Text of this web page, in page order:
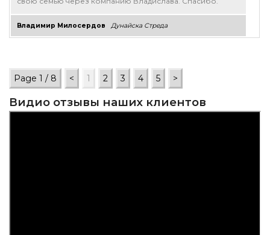
Владимир Милосердов Дунайска Стреда
Видио отзывы наших клиентов